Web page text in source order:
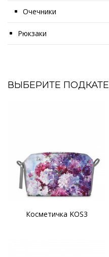
Очечники
Рюкзаки
ВЫБЕРИТЕ
Косметичка KOS3